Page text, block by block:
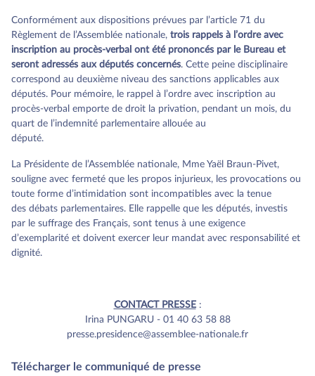
Conformément aux dispositions prévues par l’article 71 du
Règlement de l’Assemblée nationale, trois rappels à l’ordre avec
inscription au procès-verbal ont été prononcés par le Bureau et
seront adressés aux députés concernés. Cette peine disciplinaire
correspond au deuxième niveau des sanctions applicables aux
députés. Pour mémoire, le rappel à l’ordre avec inscription au
procès-verbal emporte de droit la privation, pendant un mois, du
quart de l’indemnité parlementaire allouée au
député.
La Présidente de l’Assemblée nationale, Mme Yaël Braun-Pivet,
souligne avec fermeté que les propos injurieux, les provocations ou
toute forme d’intimidation sont incompatibles avec la tenue
des débats parlementaires. Elle rappelle que les députés, investis
par le suffrage des Français, sont tenus à une exigence
d’exemplarité et doivent exercer leur mandat avec responsabilité et
dignité.
CONTACT PRESSE:
Irina PUNGARU - 01 40 63 58 88
presse.presidence@assemblee-nationale.fr
Télécharger le communiqué de presse